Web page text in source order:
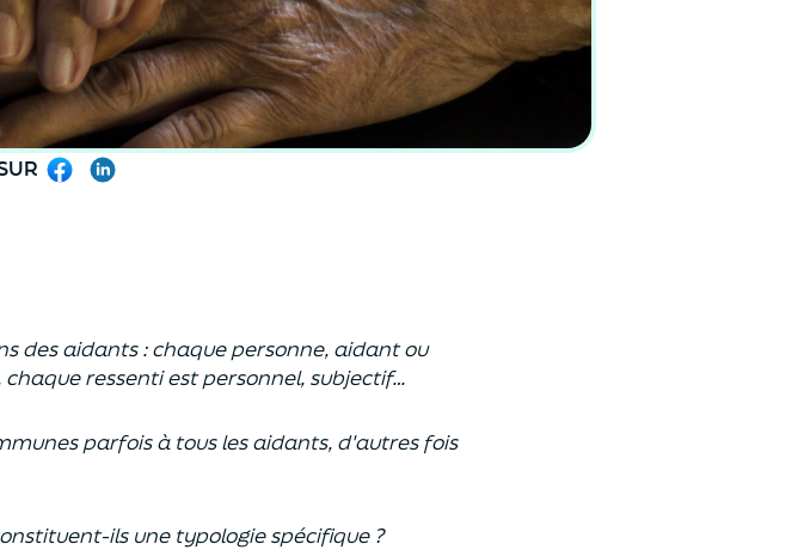
Facebook
des aidants : chaque personne, aidant ou
ressenti est personnel, subjectif…
parfois à tous les aidants, d'autres fois
ils une typologie spécifique ?